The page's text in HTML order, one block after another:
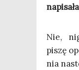
Nie,
piszę
nia